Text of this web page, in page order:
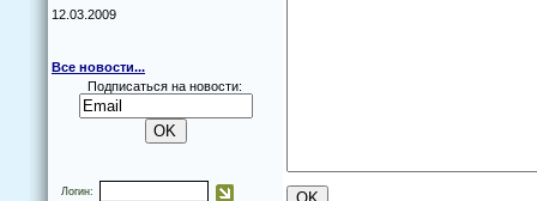
12.03.2009
Все новости...
Подписаться на новости:
Логин: